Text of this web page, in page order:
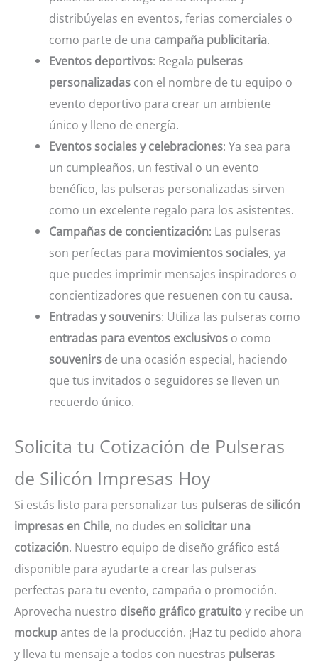
distribúyelas en eventos, ferias comerciales o
como parte de una campaña publicitaria.
Eventos deportivos: Regala pulseras
personalizadas con el nombre de tu equipo o
evento deportivo para crear un ambiente
único y lleno de energía.
Eventos sociales y celebraciones: Ya sea para
un cumpleaños, un festival o un evento
benéfico, las pulseras personalizadas sirven
como un excelente regalo para los asistentes.
Campañas de concientización: Las pulseras
son perfectas para movimientos sociales, ya
que puedes imprimir mensajes inspiradores o
concientizadores que resuenen con tu causa.
Entradas y souvenirs: Utiliza las pulseras como
entradas para eventos exclusivos o como
souvenirs de una ocasión especial, haciendo
que tus invitados o seguidores se lleven un
recuerdo único.
Solicita tu Cotización de Pulseras
de Silicón Impresas Hoy
Si estás listo para personalizar tus pulseras de silicón
impresas en Chile, no dudes en solicitar una
cotización. Nuestro equipo de diseño gráfico está
disponible para ayudarte a crear las pulseras
perfectas para tu evento, campaña o promoción.
Aprovecha nuestro diseño gráfico gratuitoy recibe un
mockupantes de la producción. ¡Haz tu pedido ahora
y lleva tu mensaje a todos con nuestras pulseras